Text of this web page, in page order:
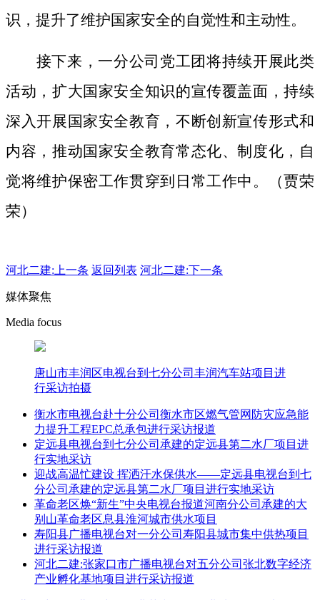
识，提升了维护国家安全的自觉性和主动性。
接下来，一分公司党工团将持续开展此类
活动，扩大国家安全知识的宣传覆盖面，持续
深入开展国家安全教育，不断创新宣传形式和
内容，推动国家安全教育常态化、制度化，自
觉将维护保密工作贯穿到日常工作中。（贾荣
荣）
河北二建: 上一条 返回列表 河北二建:下一条
媒体聚焦
Media focus
唐山市丰润区电视台到七分公司丰润汽车站项目进
行采访拍摄
衡水市电视台赴十分公司衡水市区燃气管网防灾应急能
力提升工程EPC总承包进行采访报道
定远县电视台到七分公司承建的定远县第二水厂项目进
行实地采访
迎战高温忙建设 挥洒汗水保供水——定远县电视台到七
分公司承建的定远县第二水厂项目进行实地采访
革命老区焕“新生”中央电视台报道河南分公司承建的大
别山革命老区息县淮河城市供水项目
寿阳县广播电视台对一分公司寿阳县城市集中供热项目
进行采访报道
河北二建:张家口市广播电视台对五分公司张北数字经济
产业孵化基地项目进行采访报道